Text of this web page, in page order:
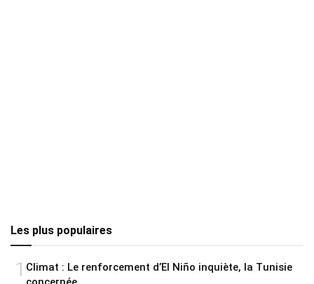
Les plus populaires
1 Climat : Le renforcement d’El Niño inquiète, la Tunisie